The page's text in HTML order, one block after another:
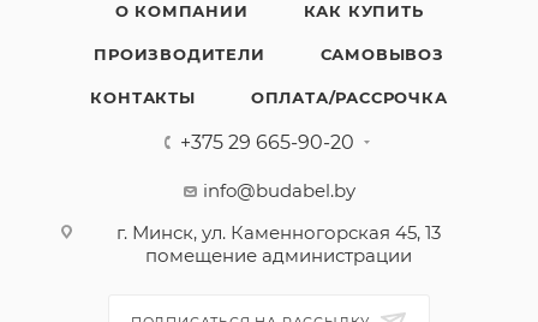
О КОМПАНИИ КАК КУПИТЬ
ПРОИЗВОДИТЕЛИ САМОВЫВОЗ
КОНТАКТЫ ОПЛАТА/РАССРОЧКА
+375 29 665-90-20
info@budabel.by
г. Минск, ул. Каменногорская 45, 13
помещение администрации